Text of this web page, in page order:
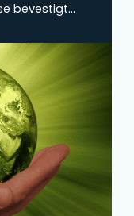
bevestigt
met het
bieden